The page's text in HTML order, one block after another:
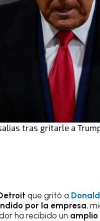
tras gritarle a
que gritó a
por la empresa,
ha recibido un amplio